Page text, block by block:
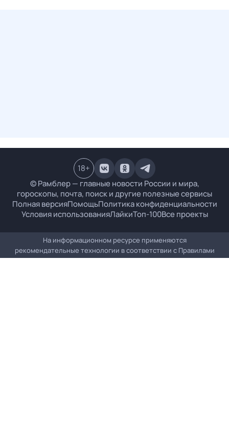
© Рамблер — главные новости России и мира,
гороскопы, почта, поиск и другие полезные сервисы
Полная версияПомощьПолитика конфиденциальности
Условия использованияЛайкиТоп-100Все проекты
18+
На информационном ресурсе применяются
рекомендательные технологии в соответствии с Правилами